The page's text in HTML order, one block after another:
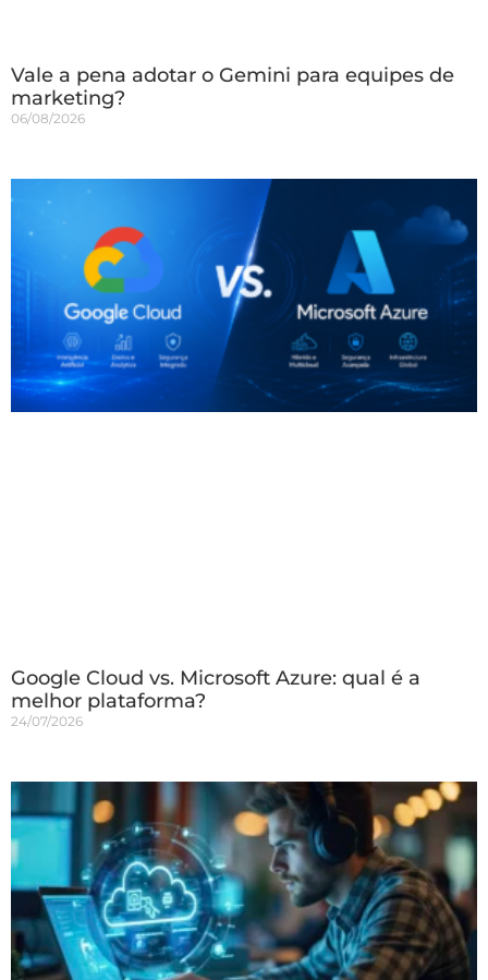
Vale a pena adotar o Gemini para equipes de
marketing?
06/08/2026
Google Cloud vs. Microsoft Azure: qual é a
melhor plataforma?
24/07/2026